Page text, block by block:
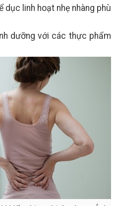
linh hoạt nhẹ nhàng phù
dưỡng với các thực phẩm